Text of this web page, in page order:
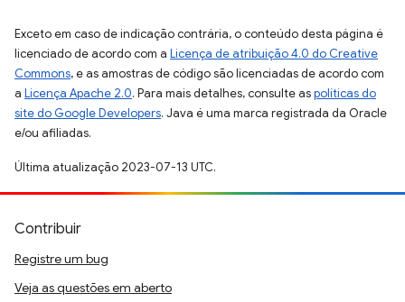
Exceto em caso de indicação contrária, o conteúdo desta página é
licenciado de acordo com a Licença de atribuição 4.0 do Creative
Commons, e as amostras de código são licenciadas de acordo com
a Licença Apache 2.0. Para mais detalhes, consulte aspolíticas do
site do Google Developers. Java é uma marca registrada da Oracle
e/ou afiliadas.
Última atualização 2023-07-13 UTC.
Contribuir
Registre um bug
Veja as questões em aberto